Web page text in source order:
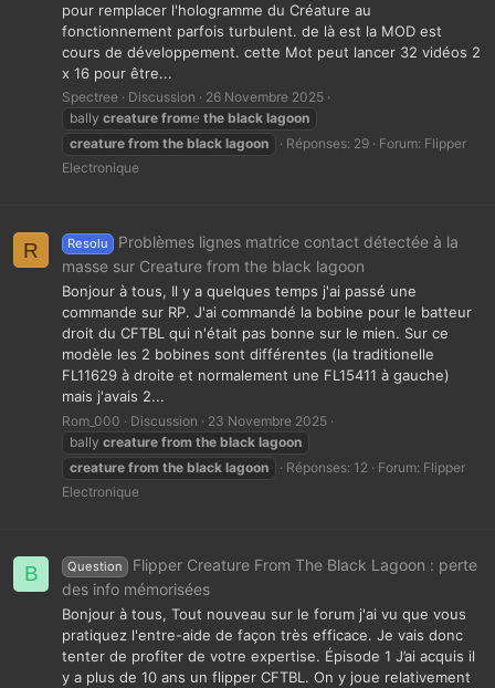
pour remplacer l'hologramme du Créature au
fonctionnement parfois turbulent. de là est la MOD est
cours de développement. cette Mot peut lancer 32 vidéos 2
x 16 pour être...
Spectree Discussion
26 Novembre 2025
bally creature frome the black lagoon
creature from the black lagoon Réponses: 29 Forum: Flipper
Electronique
R Resolu
Problèmes lignes matrice contact détectée à la
masse sur Creature from the black lagoon
Bonjour à tous, Il y a quelques temps j'ai passé une
commande sur RP. J'ai commandé la bobine pour le batteur
droit du CFTBL qui n'était pas bonne sur le mien. Sur ce
modèle les 2 bobines sont différentes (la traditionelle
FL11629 à droite et normalement une FL15411 à gauche)
mais j'avais 2...
Rom_000 Discussion
23 Novembre 2025
bally creature from the black lagoon
creature from the black lagoon Réponses: 12 Forum: Flipper
Electronique
B Question
Flipper Creature From The Black Lagoon : perte
des info mémorisées
Bonjour à tous, Tout nouveau sur le forum j'ai vu que vous
pratiquez l'entre-aide de façon très efficace. Je vais donc
tenter de profiter de votre expertise. Épisode 1 J’ai acquis il
y a plus de 10 ans un flipper CFTBL. On y joue relativement